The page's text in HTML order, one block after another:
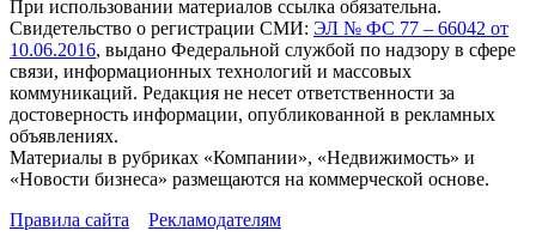
При использовании материалов ссылка обязательна.
Свидетельство о регистрации СМИ: ЭЛ № ФС 77 – 66042 от
10.06.2016, выдано Федеральной службой по надзору в сфере
связи, информационных технологий и массовых
коммуникаций. Редакция не несет ответственности за
достоверность информации, опубликованной в рекламных
объявлениях.
Материалы в рубриках «Компании», «Недвижимость» и
«Новости бизнеса» размещаются на коммерческой основе.
Правила сайта
Рекламодателям